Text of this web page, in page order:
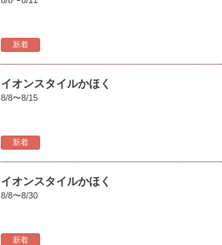
新着
新着
イオンスタイルかほく
8/8〜8/15
新着
イオンスタイルかほく
8/8〜8/30